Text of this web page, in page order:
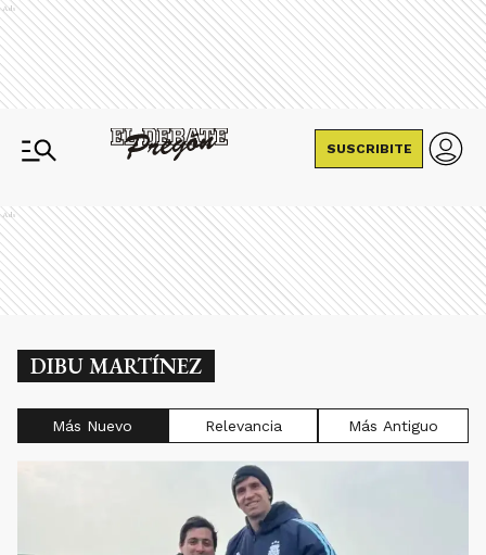
Ads
SUSCRIBITE
Ads
DIBU MARTÍNEZ
Más Nuevo Relevancia Más Antiguo